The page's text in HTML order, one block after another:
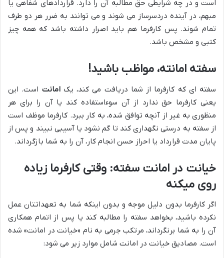
است و در چه شرایطی حق مطالبه آن را دارد. قراردادهای شفاهی یا
مبهم، در آینده دردسرساز می شوند و می توانند به ضرر هر دو طرف
تمام شوند. پس کارفرما هم باید اصرار داشته باشد که همه چیز
کتبی و مشخص باشد.
سفته امانته، مواظب باشید!
سفته ای که کارفرما از شما دریافت می کند، یکامانت است. این
یعنی کارفرما حق ندارد از آن سوءاستفاده کند یا آن را برای هر
منظوری به غیر از آنچه توافق شده، به کار ببرد. کارفرما موظف است
از سفته به درستی نگهداری کند تا گم نشود یا آسیبی نبیند و پس از
پایان مدت قرارداد یا احراز حسن انجام کار، آن را به شما بازگرداند.
خیانت در امانت سفته: وقتی کارفرما زیاده
روی میکنه
اگر کارفرما بدون دلیل موجه و بدون اینکه شما به تعهداتتان عمل
نکرده باشید، بخواهد سفته را مطالبه کند یا پس از اتمام همکاری
آن را به شما برنگرداند، مرتکب جرمی به نام «خیانت در امانت» شده
است. مصادیق خیانت در امانت شامل موارد زیر می شود: